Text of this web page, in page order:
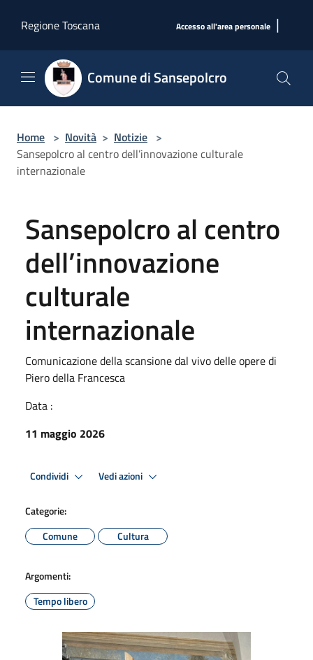
Regione Toscana
Accesso all'area personale |
Comune di Sansepolcro
Home > Novità > Notizie >
Sansepolcro al centro dell’innovazione culturale
internazionale
Sansepolcro al centro
dell’innovazione
culturale
internazionale
Comunicazione della scansione dal vivo delle opere di
Piero della Francesca
Data :
11 maggio 2026
Condividi Vedi azioni
Categorie:
Comune
Cultura
Argomenti:
Tempo libero